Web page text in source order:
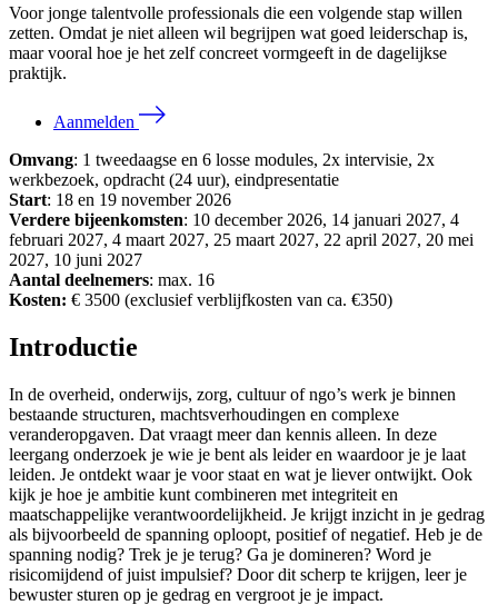
Voor jonge talentvolle professionals die een volgende stap willen
zetten. Omdat je niet alleen wil begrijpen wat goed leiderschap is,
maar vooral hoe je het zelf concreet vormgeeft in de dagelijkse
praktijk.
Aanmelden
Omvang: 1 tweedaagse en 6 losse modules, 2x intervisie, 2x
werkbezoek, opdracht (24 uur), eindpresentatie
Start: 18 en 19 november 2026
Verdere bijeenkomsten: 10 december 2026, 14 januari 2027, 4
februari 2027, 4 maart 2027, 25 maart 2027, 22 april 2027, 20 mei
2027, 10 juni 2027
Aantal deelnemers: max. 16
Kosten: € 3500 (exclusief verblijfkosten van ca. €350)
Introductie
In de overheid, onderwijs, zorg, cultuur of ngo’s werk je binnen
bestaande structuren, machtsverhoudingen en complexe
veranderopgaven. Dat vraagt meer dan kennis alleen. In deze
leergang onderzoek je wie je bent als leider en waardoor je je laat
leiden. Je ontdekt waar je voor staat en wat je liever ontwijkt. Ook
kijk je hoe je ambitie kunt combineren met integriteit en
maatschappelijke verantwoordelijkheid. Je krijgt inzicht in je gedrag
als bijvoorbeeld de spanning oploopt, positief of negatief. Heb je de
spanning nodig? Trek je je terug? Ga je domineren? Word je
risicomijdend of juist impulsief? Door dit scherp te krijgen, leer je
bewuster sturen op je gedrag en vergroot je je impact.